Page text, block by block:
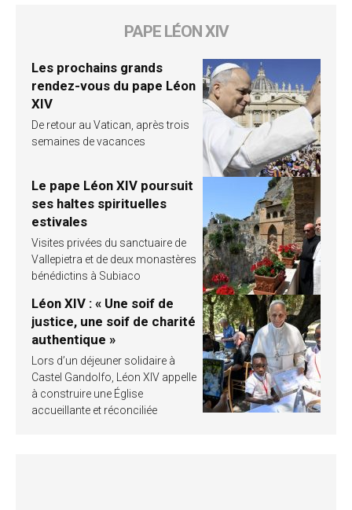
PAPE LÉON XIV
Les prochains grands
rendez-vous du pape Léon
XIV
De retour au Vatican, après trois
semaines de vacances
Le pape Léon XIV poursuit
ses haltes spirituelles
estivales
Visites privées du sanctuaire de
Vallepietra et de deux monastères
bénédictins à Subiaco
Léon XIV : « Une soif de
justice, une soif de charité
authentique »
Lors d’un déjeuner solidaire à
Castel Gandolfo, Léon XIV appelle
à construire une Église
accueillante et réconciliée